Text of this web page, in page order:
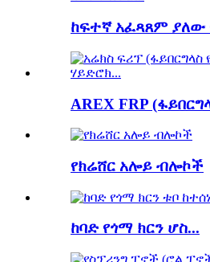
ከፍተኛ አፈጻጸም ያለው
AREX FRP
የክሬሸር አሎይ ብሎኮች
ከባድ የጎማ ክርን ሆስ...